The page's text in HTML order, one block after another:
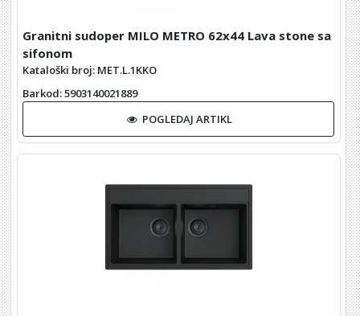
Granitni sudoper MILO METRO 62x44 Lava stone sa
sifonom
Kataloški broj: MET.L.1KKO
Barkod: 5903140021889
POGLEDAJ ARTIKL